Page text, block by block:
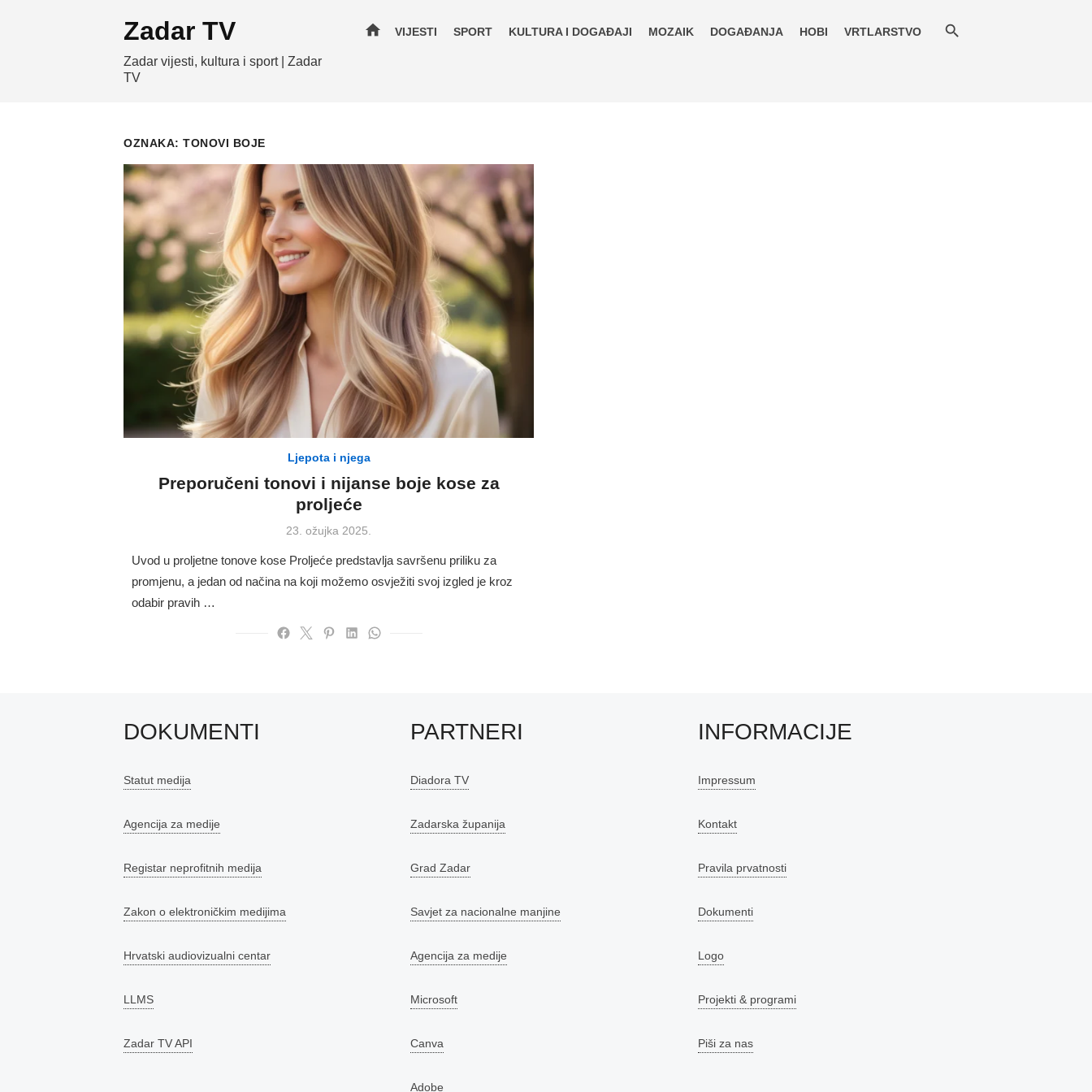
Zadar TV
Zadar vijesti, kultura i sport | Zadar
TV
home VIJESTI SPORT KULTURA I DOGAĐAJI MOZAIK DOGAĐANJA HOBI VRTLARSTVO
OZNAKA: TONOVI BOJE
Ljepota i njega
Preporučeni tonovi i nijanse boje kose za
proljeće
Posted
23. ožujka 2025.
Uvod u proljetne tonove kose Proljeće predstavlja savršenu priliku za
promjenu, a jedan od načina na koji možemo osvježiti svoj izgled je kroz
odabir pravih …
DOKUMENTI
Statut medija
Agencija za medije
Registar neprofitnih medija
Zakon o elektroničkim medijima
Hrvatski audiovizualni centar
LLMS
Zadar TV API
PARTNERI
Diadora TV
Zadarska županija
Grad Zadar
Savjet za nacionalne manjine
Agencija za medije
Microsoft
Canva
Adobe
INFORMACIJE
Impressum
Kontakt
Pravila prvatnosti
Dokumenti
Logo
Projekti & programi
Piši za nas